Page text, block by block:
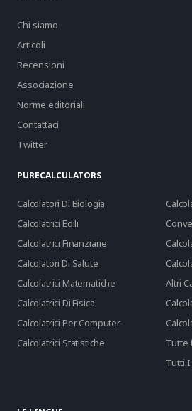
Chi siamo
Articoli
Recensioni
Associazione
Norme editoriali
Contattaci
Twitter
PURECALCULATORS
Calcolatori Di Biologia
Calcolatrici Edili
Calcolatrici Finanziarie
Calcolatori Di Salute
Calcolatrici Matematiche
Altri
Calcolatrici Di Fisica
Calcolatrici Per Computer
Calcolatrici Statistiche
Tutte
Tutti